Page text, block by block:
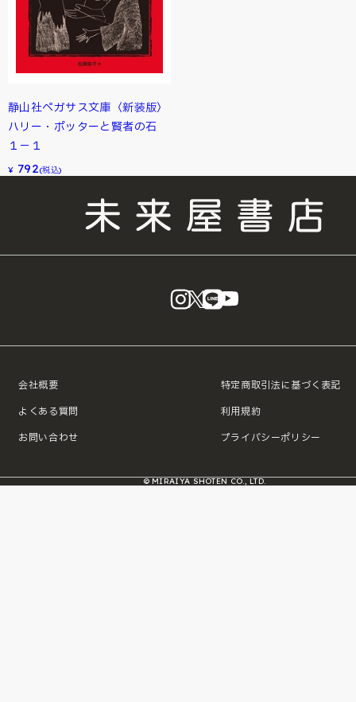
静山社ペガサス文庫〈新装版〉
ハリー・ポッターと賢者の石
１－１
¥ 792(税込)
instagram
X LINE
会社概要
よくある質問
お問い合わせ
特定商取引法に基づく表記
利用規約
プライバシーポリシー
© MIRAIYA SHOTEN CO., LTD.